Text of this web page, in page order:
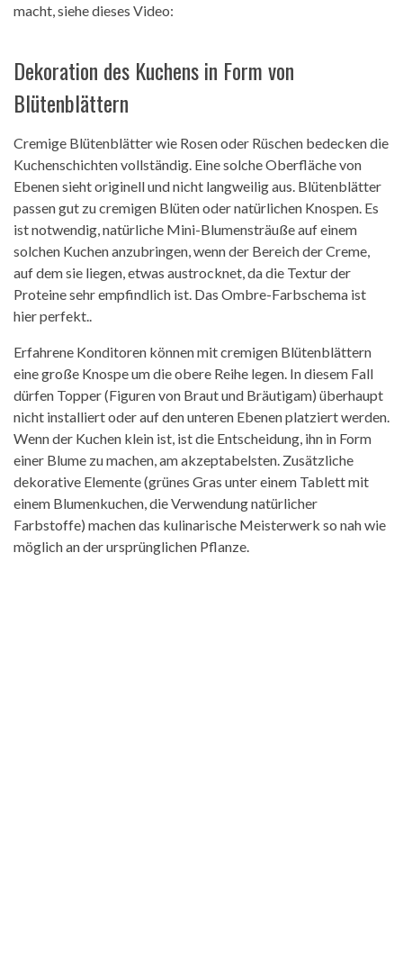
macht, siehe dieses Video:
Dekoration des Kuchens in Form von
Blütenblättern
Cremige Blütenblätter wie Rosen oder Rüschen bedecken die
Kuchenschichten vollständig. Eine solche Oberfläche von
Ebenen sieht originell und nicht langweilig aus. Blütenblätter
passen gut zu cremigen Blüten oder natürlichen Knospen. Es
ist notwendig, natürliche Mini-Blumensträuße auf einem
solchen Kuchen anzubringen, wenn der Bereich der Creme,
auf dem sie liegen, etwas austrocknet, da die Textur der
Proteine ​​sehr empfindlich ist. Das Ombre-Farbschema ist
hier perfekt..
Erfahrene Konditoren können mit cremigen Blütenblättern
eine große Knospe um die obere Reihe legen. In diesem Fall
dürfen Topper (Figuren von Braut und Bräutigam) überhaupt
nicht installiert oder auf den unteren Ebenen platziert werden.
Wenn der Kuchen klein ist, ist die Entscheidung, ihn in Form
einer Blume zu machen, am akzeptabelsten. Zusätzliche
dekorative Elemente (grünes Gras unter einem Tablett mit
einem Blumenkuchen, die Verwendung natürlicher
Farbstoffe) machen das kulinarische Meisterwerk so nah wie
möglich an der ursprünglichen Pflanze.